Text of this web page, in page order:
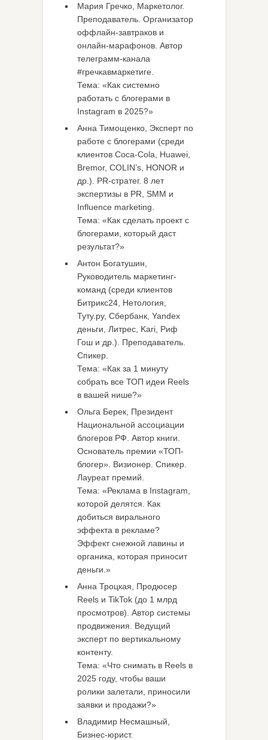
Мария Гречко, Маркетолог.
Преподаватель. Организатор
оффлайн-завтраков и
онлайн-марафонов. Автор
телеграмм-канала
#гречкавмаркетиге.
Тема: «Как системно
работать с блогерами в
Instagram в 2025?»
Анна Тимощенко, Эксперт по
работе с блогерами (среди
клиентов Coca-Cola, Huawei,
Bremor, COLIN’s, HONOR и
др.). PR-стратег. 8 лет
экспертизы в PR, SMM и
Influence marketing.
Тема: «Как сделать проект с
блогерами, который даст
результат?»
Антон Богатушин,
Руководитель маркетинг-
команд (среди клиентов
Битрикс24, Нетология,
Туту.ру, Сбербанк, Yandex
деньги, Литрес, Kari, Риф
Гош и др.). Преподаватель.
Спикер.
Тема: «Как за 1 минуту
собрать все ТОП идеи Reels
в вашей нише?»
Ольга Берек, Президент
Национальной ассоциации
блогеров РФ. Автор книги.
Основатель премии «ТОП-
блогер». Визионер. Спикер.
Лауреат премий.
Тема: «Реклама в Instagram,
которой делятся. Как
добиться вирального
эффекта в рекламе?
Эффект снежной лавины и
органика, которая приносит
деньги.»
Анна Троцкая, Продюсер
Reels и TikTok (до 1 млрд
просмотров). Автор системы
продвижения. Ведущий
эксперт по вертикальному
контенту.
Тема: «Что снимать в Reels в
2025 году, чтобы ваши
ролики залетали, приносили
заявки и продажи?»
Владимир Несмашный,
Бизнес-юрист.